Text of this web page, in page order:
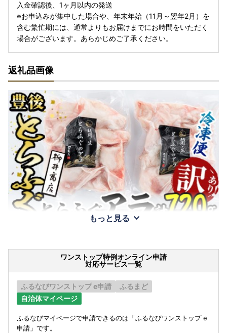
入金確認後、1ヶ月以内の発送
※お申込みが集中した場合や、年末年始（11月～翌年2月）を
含む繁忙期には、通常よりもお届けまでにお時間をいただく
場合がございます。あらかじめご了承ください。
返礼品画像
もっと見る
ワンストップ特例オンライン申請
対応サービス一覧
ふるなびワンストップ e申請
ふるまど
自治体マイページ
ふるなびマイページで申請できるのは「ふるなびワンストップ e
申請」です。